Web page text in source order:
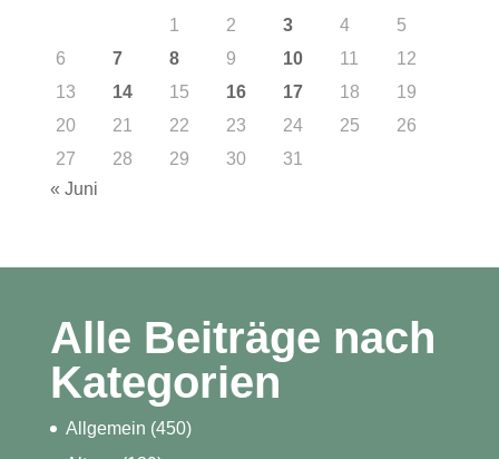
1
2 3 4
5
6
7 8 9 10 11
12
13
14 15 16 17 18
19
20
21 22 23 24 25
26
27
28 29 30
31
« Juni
Alle Beiträge nach
Kategorien
Allgemein (450)